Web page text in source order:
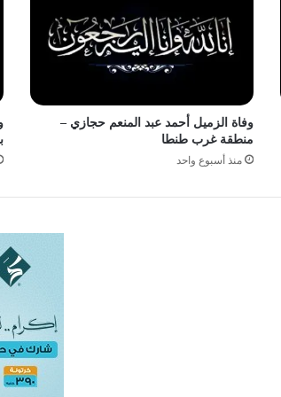
وفاة الزميل أحمد عبد المنعم حجازي –
منطقة غرب طنطا
منذ أسبوع واحد